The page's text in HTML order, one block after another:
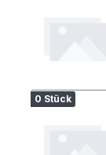
0 Stück